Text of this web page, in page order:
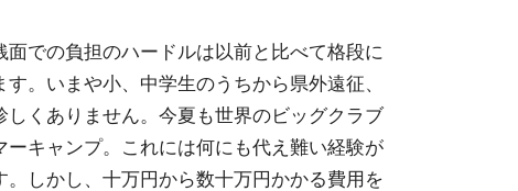
での負担のハードルは以前と比べて格段に
。いまや小、中学生のうちから県外遠征、
くありません。今夏も世界のビッグクラブ
キャンプ。これには何にも代え難い経験が
しかし、十万円から数十万円かかる費用を